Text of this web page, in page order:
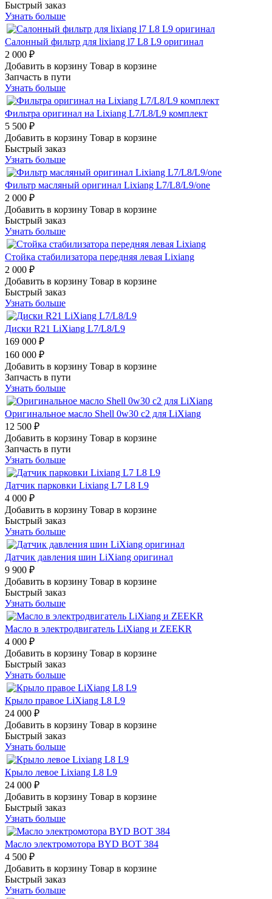
Быстрый заказ
Узнать больше
Салонный фильтр для lixiang l7 L8 L9 оригинал
2 000 ₽
Добавить в корзину Товар в корзине
Запчасть в пути
Узнать больше
Фильтра оригинал на Lixiang L7/L8/L9 комплект
5 500 ₽
Добавить в корзину Товар в корзине
Быстрый заказ
Узнать больше
Фильтр масляный оригинал Lixiang L7/L8/L9/one
2 000 ₽
Добавить в корзину Товар в корзине
Быстрый заказ
Узнать больше
Стойка стабилизатора передняя левая Lixiang
2 000 ₽
Добавить в корзину Товар в корзине
Быстрый заказ
Узнать больше
Диски R21 LiXiang L7/L8/L9
169 000 ₽
160 000 ₽
Добавить в корзину Товар в корзине
Запчасть в пути
Узнать больше
Оригинальное масло Shell 0w30 c2 для LiXiang
12 500 ₽
Добавить в корзину Товар в корзине
Запчасть в пути
Узнать больше
Датчик парковки Lixiang L7 L8 L9
4 000 ₽
Добавить в корзину Товар в корзине
Быстрый заказ
Узнать больше
Датчик давления шин LiXiang оригинал
9 900 ₽
Добавить в корзину Товар в корзине
Быстрый заказ
Узнать больше
Масло в электродвигатель LiXiang и ZEEKR
4 000 ₽
Добавить в корзину Товар в корзине
Быстрый заказ
Узнать больше
Крыло правое LiXiang L8 L9
24 000 ₽
Добавить в корзину Товар в корзине
Быстрый заказ
Узнать больше
Крыло левое Lixiang L8 L9
24 000 ₽
Добавить в корзину Товар в корзине
Быстрый заказ
Узнать больше
Масло электромотора BYD BOT 384
4 500 ₽
Добавить в корзину Товар в корзине
Быстрый заказ
Узнать больше